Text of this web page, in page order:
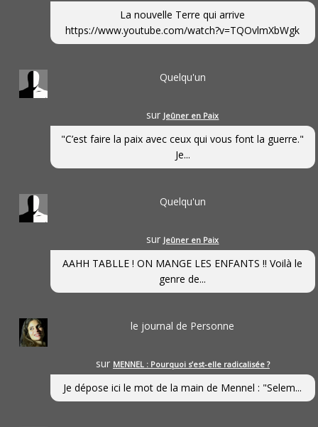
La nouvelle Terre qui arrive
https://www.youtube.com/watch?v=TQOvlmXbWgk
Quelqu'un
sur Jeûner en Paix
"C’est faire la paix avec ceux qui vous font la guerre."
Je...
Quelqu'un
sur Jeûner en Paix
AAHH TABLLE ! ON MANGE LES ENFANTS !! Voilà le
genre de...
le journal de Personne
sur MENNEL : Pourquoi s’est-elle radicalisée ?
Je dépose ici le mot de la main de Mennel : "Selem...